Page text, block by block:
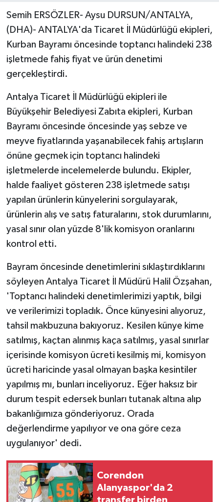
Semih ERSÖZLER- Aysu DURSUN/ANTALYA,
(DHA)- ANTALYA'da Ticaret İl Müdürlüğü ekipleri,
Kurban Bayramı öncesinde toptancı halindeki 238
işletmede fahiş fiyat ve ürün denetimi
gerçekleştirdi.
Antalya Ticaret İl Müdürlüğü ekipleri ile
Büyükşehir Belediyesi Zabıta ekipleri, Kurban
Bayramı öncesinde öncesinde yaş sebze ve
meyve fiyatlarında yaşanabilecek fahiş artışların
önüne geçmek için toptancı halindeki
işletmelerde incelemelerde bulundu. Ekipler,
halde faaliyet gösteren 238 işletmede satışı
yapılan ürünlerin künyelerini sorgulayarak,
ürünlerin alış ve satış faturalarını, stok durumlarını,
yasal sınır olan yüzde 8'lik komisyon oranlarını
kontrol etti.
Bayram öncesinde denetimlerini sıklaştırdıklarını
söyleyen Antalya Ticaret İl Müdürü Halil Özşahan,
'Toptancı halindeki denetimlerimizi yaptık, bilgi
ve verilerimizi topladık. Önce künyesini alıyoruz,
tahsil makbuzuna bakıyoruz. Kesilen künye kime
satılmış, kaçtan alınmış kaça satılmış, yasal sınırlar
içerisinde komisyon ücreti kesilmiş mi, komisyon
ücreti haricinde yasal olmayan başka kesintiler
yapılmış mı, bunları inceliyoruz. Eğer haksız bir
durum tespit edersek bunları tutanak altına alıp
bakanlığımıza gönderiyoruz. Orada
değerlendirme yapılıyor ve ona göre ceza
uygulanıyor' dedi.
Corendon
Alanyaspor'da 2
transfer birden